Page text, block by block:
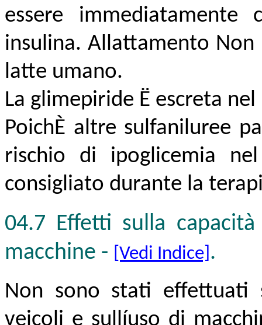
essere
insulina. Allattamento Non
latte umano.
La glimepiride Ë escreta
PoichÈ altre sulfaniluree
rischio di ipoglicemia
consigliato durante la
04.7 Effetti sulla
macchine - [Vedi Indice] .
Non sono stati
veicoli e sullíuso di